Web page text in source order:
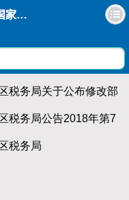
会计视野法规库:国家税务总局西藏自治区税务局关于公布修改部分税收规范性文件目录的公告
税务局关于公布修改部
税务局公告2018年第7
税务局